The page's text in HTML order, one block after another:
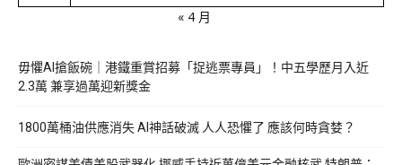
« 4 月
毋懼AI搶飯碗｜港鐵重賞招募「捉逃票專員」！中五學歷月入近
2.3萬 兼享過萬迎新獎金
1800萬桶油供應消失 AI神話破滅 人人恐懼了 應該何時貪婪？